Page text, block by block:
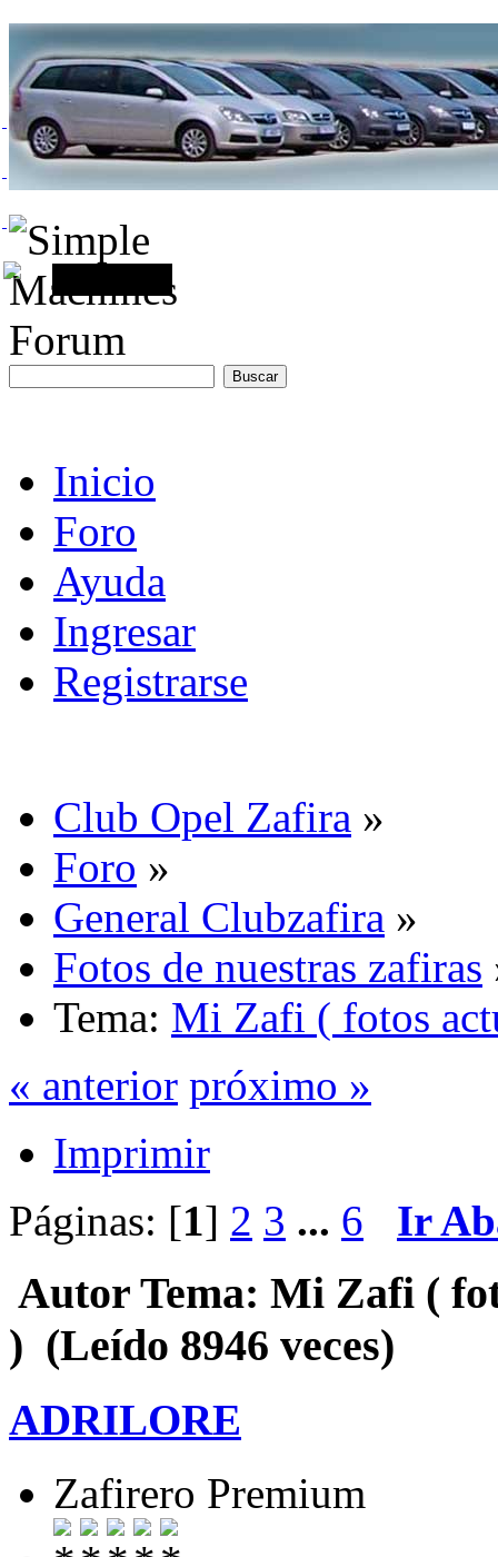
Inicio
Foro
Ayuda
Ingresar
Registrarse
Club Opel Zafira »
Foro »
General Clubzafira »
Fotos de nuestras zafiras
Tema: Mi Zafi ( fotos
« anterior próximo »
Imprimir
Páginas: [1] 2 3 ... 6 Ir
Autor Tema: Mi Zafi (
) (Leído 8946 veces)
ADRILORE
Zafirero Premium